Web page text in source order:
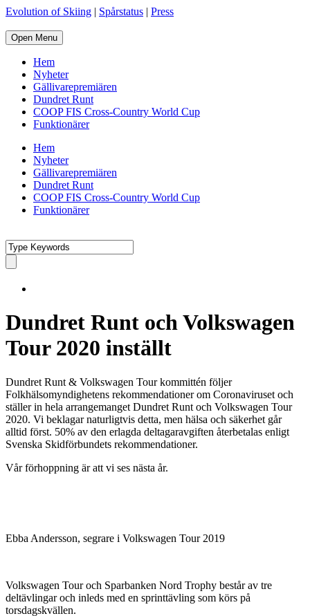
Evolution of Skiing | Spårstatus | Press
Open Menu
Hem
Nyheter
Gällivarepremiären
Dundret Runt
COOP FIS Cross-Country World Cup
Funktionärer
Hem
Nyheter
Gällivarepremiären
Dundret Runt
COOP FIS Cross-Country World Cup
Funktionärer
Dundret Runt och Volkswagen
Tour 2020 inställt
Dundret Runt & Volkswagen Tour kommittén följer
Folkhälsomyndighetens rekommendationer om Coronaviruset och
ställer in hela arrangemanget Dundret Runt och Volkswagen Tour
2020. Vi beklagar naturligtvis detta, men hälsa och säkerhet går
alltid först. 50% av den erlagda deltagaravgiften återbetalas enligt
Svenska Skidförbundets rekommendationer.
Vår förhoppning är att vi ses nästa år.
Ebba Andersson, segrare i Volkswagen Tour 2019
Volkswagen Tour och Sparbanken Nord Trophy består av tre
deltävlingar och inleds med en sprinttävling som körs på
torsdagskvällen.